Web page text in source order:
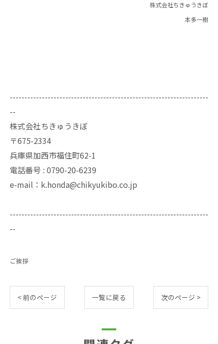
株式会社ちきゅうきぼ
本多一樹
--------------------------------------------------------------------
--
株式会社ちきゅうきぼ
〒675-2334
兵庫県加西市福住町62-1
電話番号 : 0790-20-6239
e-mail：k.honda@chikyukibo.co.jp
--------------------------------------------------------------------
--
ご挨拶
< 前のページ 一覧に戻る 次のページ >